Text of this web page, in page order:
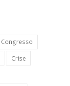
Congresso
Crise